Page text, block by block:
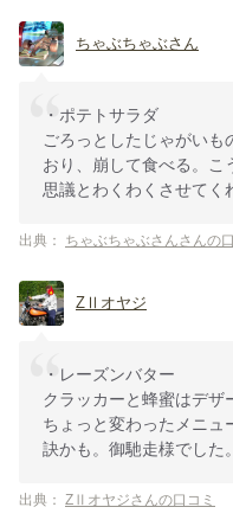
ちゃぶちゃぶさん
・ポテトサラダ
ごろっとしたじゃがいも
おり、崩して食べる。こ
思議とわくわくさせてく
出典： ちゃぶちゃぶさんさんの
ZⅡオヤジ
・レーズンバター
クラッカーと蜂蜜はデザ
ちょっと変わったメニュ
訣かも。御馳走様でした。
出典： ZⅡオヤジさんの口コミ